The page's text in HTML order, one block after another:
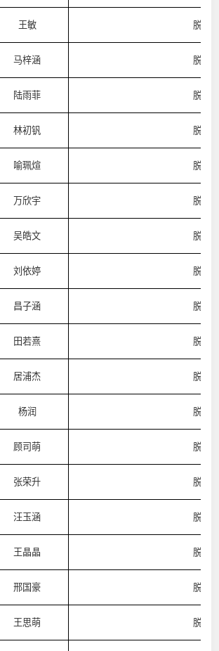
王敏 脱普
马梓涵 脱普
陆雨菲 脱普
林初钒 脱普
喻珮煊 脱普
万欣宇 脱普
吴皓文 脱普
刘依婷 脱普
昌子涵 脱普
田若熹 脱普
居浦杰 脱普
杨润 脱普
顾司萌 脱普
张荣升 脱普
汪玉涵 脱普
王晶晶 脱普
邢国豪 脱普
王思萌 脱普